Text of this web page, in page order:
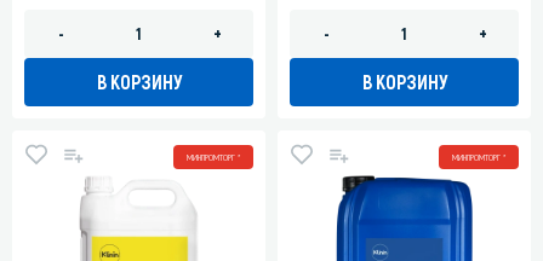
- +
В КОРЗИНУ
- +
В КОРЗИНУ
МИНПРОМТОРГ * МИНПРОМТОРГ *